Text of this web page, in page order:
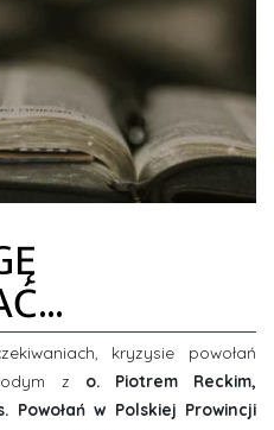
kryzysie powołań
z o. Piotrem Reckim,
Powołań w Polskiej Prowincji